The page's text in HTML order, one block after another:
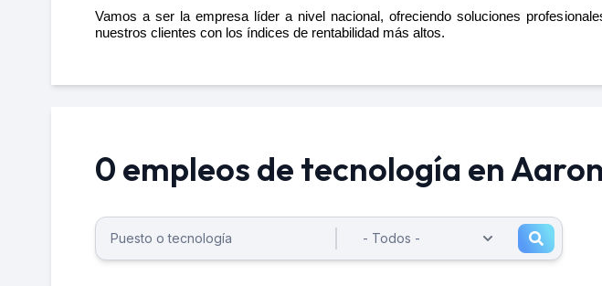
Vamos a ser la empresa líder a nivel nacional, ofreciendo soluciones
nuestros clientes con los índices de rentabilidad más altos.
0 empleos de tecnología en